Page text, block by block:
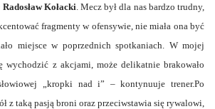
Kołacki . Mecz był dla nas bardzo trudny,
fragmenty w ofensywie, nie miała ona być
miejsce w poprzednich spotkaniach. W mojej
wychodzić z akcjami, może delikatnie brakowało
„kropki nad i” – kontynuuje trener.Po
z taką pasją broni oraz przeciwstawia się rywalowi,